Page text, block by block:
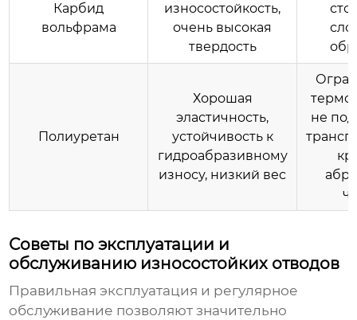
Карбид
вольфрама
износостойкость,
очень высокая
твердость
Полиуретан
Хорошая
эластичность,
устойчивость к
гидроабразивному
износу, низкий вес
не
Советы по эксплуатации и
обслуживанию износостойких отводов
Правильная эксплуатация и регулярное
обслуживание позволяют значительно